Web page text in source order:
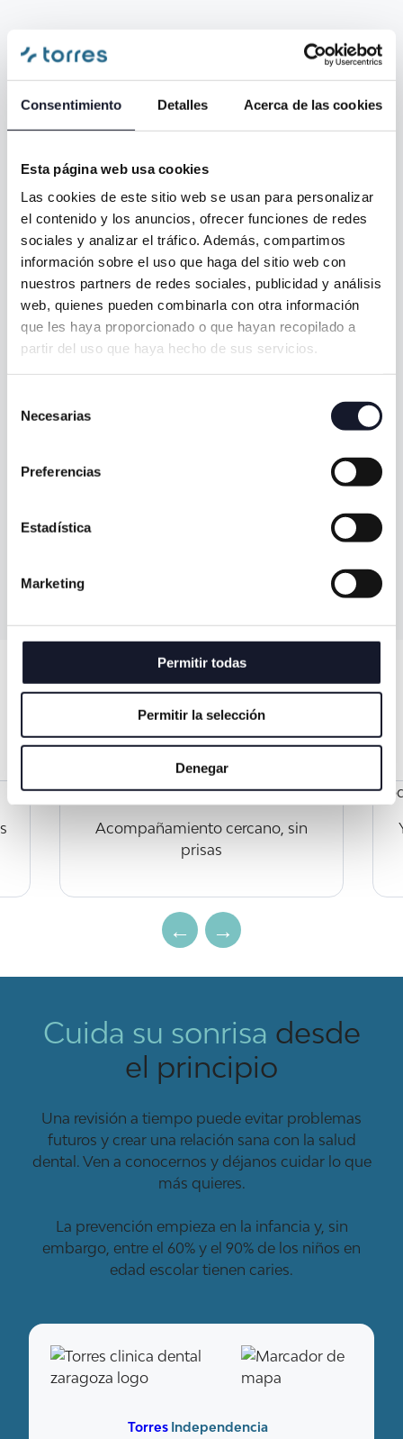
Consentimiento Detalles Acerca de las cookies
Esta página web usa cookies
Las cookies de este sitio web se usan para personalizar
el contenido y los anuncios, ofrecer funciones de redes
sociales y analizar el tráfico. Además, compartimos
información sobre el uso que haga del sitio web con
nuestros partners de redes sociales, publicidad y análisis
web, quienes pueden combinarla con otra información
que les haya proporcionado o que hayan recopilado a
partir del uso que haya hecho de sus servicios.
Necesarias
Preferencias
Estadística
Marketing
Permitir todas
Permitir la selección
Denegar
Miedo y dolor en el
dentista: Desmentimos
juntos el mito
Estamos especialmente comprometidos con
transmitir esta idea a tus hijos desde que asoman su
sonrisa por primera vez en nuestro centro. Tu
tranquilidad y su bienestar bucodental van a ser
siempre lo primero.
La innovación y la tecnología nos han permitido dar
un paso adelante para reafirmarnos en algo que
entendemos como un principio universal: El miedo
solo existe para darnos la oportunidad de demostrar
Con los niños formamos un equipo de trabajo para su
objetivo es disfrutar y respetar las reglas del juego.
¿Qué incluye suprimera
visita?
Acompañamiento cercano, sin
prisas
Cuida su sonrisa desde
el principio
Una revisión a tiempo puede evitar problemas
futuros y crear una relación sana con la salud
dental. Ven a conocernos y déjanos cuidar lo que
más quieres.
La prevención empieza en la infancia y, sin
embargo, entre el 60% y el 90% de los niños en
edad escolar tienen caries.
Torres Independencia